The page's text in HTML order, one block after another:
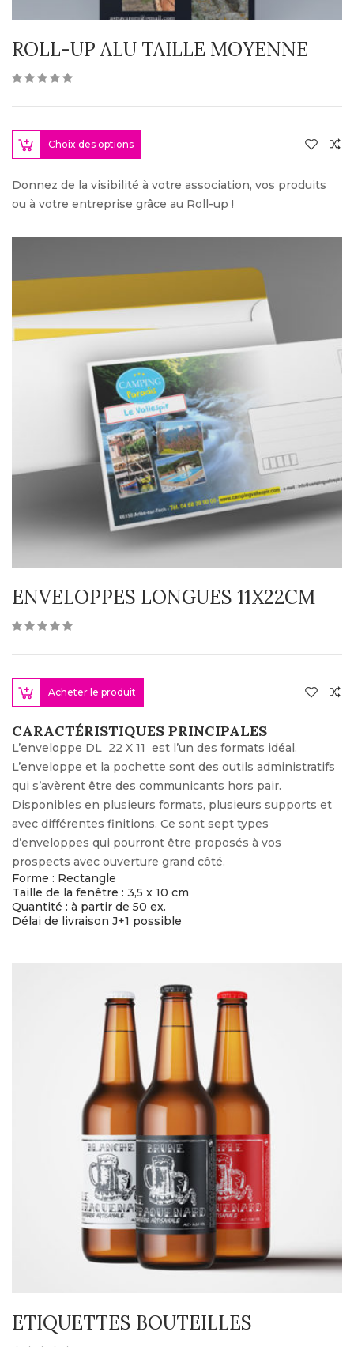
ROLL-UP ALU TAILLE MOYENNE
Choix des options
Donnez de la visibilité à votre association, vos produits
ou à votre entreprise grâce au Roll-up !
ENVELOPPES LONGUES 11X22CM
Acheter le produit
CARACTÉRISTIQUES PRINCIPALES
L’enveloppe DL 22 X 11 est l’un des formats idéal.
L’enveloppe et la pochette sont des outils administratifs
qui s’avèrent être des communicants hors pair.
Disponibles en plusieurs formats, plusieurs supports et
avec différentes finitions. Ce sont sept types
d’enveloppes qui pourront être proposés à vos
prospects avec ouverture grand côté.
Forme : Rectangle
Taille de la fenêtre : 3,5 x 10 cm
Quantité : à partir de 50 ex.
Délai de livraison J+1 possible
ETIQUETTES BOUTEILLES